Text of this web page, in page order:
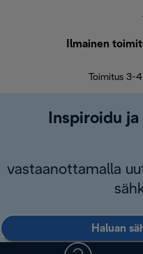
Ilmainen
Toimitus 3-
Inspiroidu ja
vastaanottamalla
Haluan